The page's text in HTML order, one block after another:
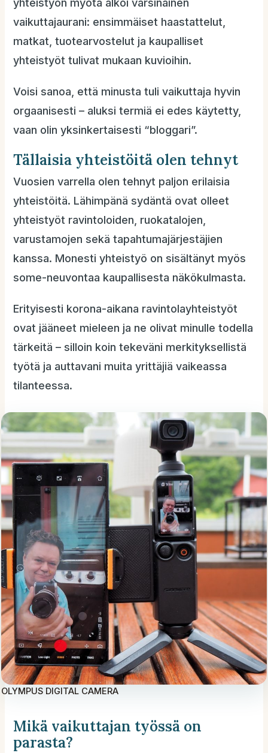
vaikuttajaurani: ensimmäiset haastattelut,
matkat, tuotearvostelut ja kaupalliset
yhteistyöt tulivat mukaan kuvioihin.
Voisi sanoa, että minusta tuli vaikuttaja hyvin
orgaanisesti – aluksi termiä ei edes käytetty,
vaan olin yksinkertaisesti “bloggari”.
Tällaisia yhteistöitä olen tehnyt
Vuosien varrella olen tehnyt paljon erilaisia
yhteistöitä. Lähimpänä sydäntä ovat olleet
yhteistyöt ravintoloiden, ruokatalojen,
varustamojen sekä tapahtumajärjestäjien
kanssa. Monesti yhteistyö on sisältänyt myös
some-neuvontaa kaupallisesta näkökulmasta.
Erityisesti korona-aikana ravintolayhteistyöt
ovat jääneet mieleen ja ne olivat minulle todella
tärkeitä – silloin koin tekeväni merkityksellistä
työtä ja auttavani muita yrittäjiä vaikeassa
tilanteessa.
OLYMPUS DIGITAL CAMERA
Mikä vaikuttajan työssä on
parasta?